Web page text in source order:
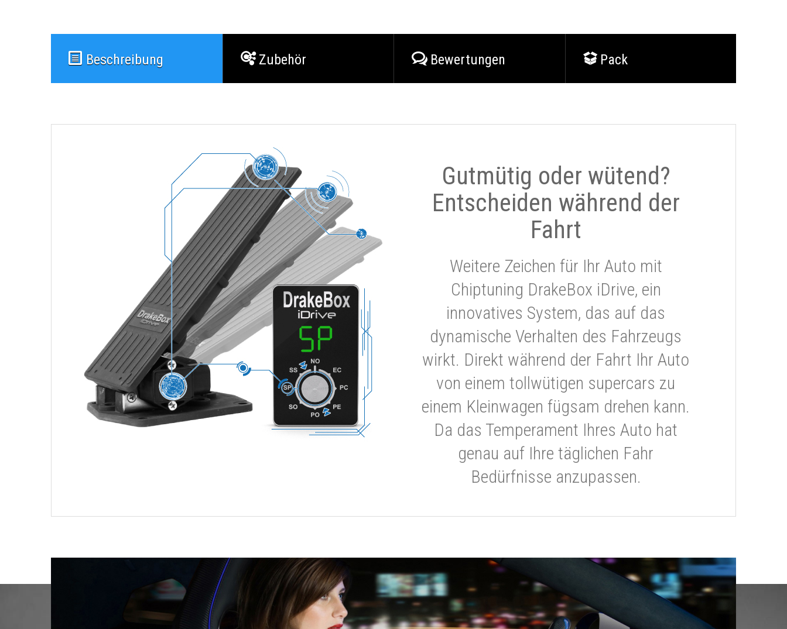
Beschreibung Zubehör Bewertungen Pack
Gutmütig oder wütend?
Entscheiden während der
Fahrt
Weitere Zeichen für Ihr Auto mit
Chiptuning DrakeBox iDrive, ein
innovatives System, das auf das
dynamische Verhalten des Fahrzeugs
wirkt. Direkt während der Fahrt Ihr Auto
von einem tollwütigen supercars zu
einem Kleinwagen fügsam drehen kann.
Da das Temperament Ihres Auto hat
genau auf Ihre täglichen Fahr
Bedürfnisse anzupassen.